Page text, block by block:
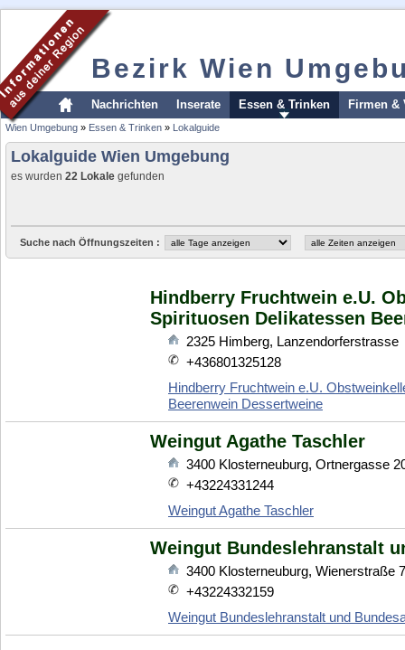
Bezirk Wien
Nachrichten Inserate Essen & Trinken Firmen &
Wien Umgebung » Essen & Trinken » Lokalguide
Lokalguide Wien Umgebung
es wurden 22 Lokale gefunden
Suche nach Öffnungszeiten :
Hindberry Fruchtwein e.U.
Spirituosen Delikatessen
2325 Himberg, Lanzendorferstrasse
+436801325128
Hindberry Fruchtwein e.U.
Beerenwein Dessertweine
Weingut Agathe Taschler
3400 Klosterneuburg, Ortnergasse
+43224331244
Weingut Agathe Taschler
Weingut Bundeslehranstalt
3400 Klosterneuburg, Wienerstraße
+43224332159
Weingut Bundeslehranstalt und